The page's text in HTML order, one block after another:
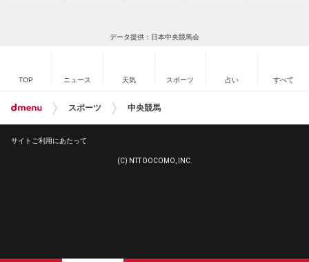
データ提供：日本中央競馬会
TOP ニュース 天気 スポーツ 占い すべて
スポーツ 中央競馬
サイトご利用にあたって
(C) NTT DOCOMO, INC.